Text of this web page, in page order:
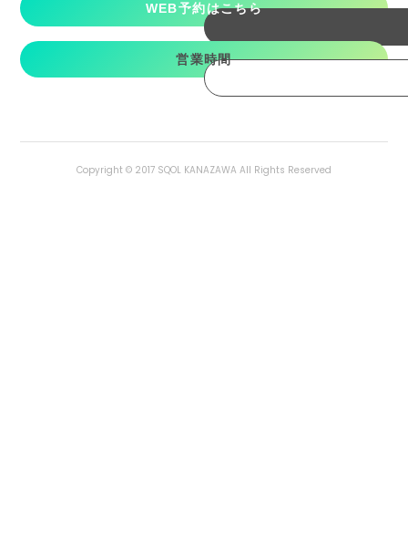
WEB予約はこちら
営業時間
Copyright © 2017 SQOL KANAZAWA All Rights Reserved